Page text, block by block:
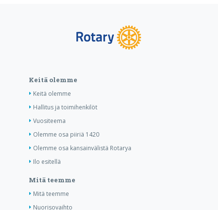
Keitä olemme
Keitä olemme
Hallitus ja toimihenkilöt
Vuositeema
Olemme osa piiriä 1420
Olemme osa kansainvälistä Rotarya
Ilo esitellä
Mitä teemme
Mitä teemme
Nuorisovaihto